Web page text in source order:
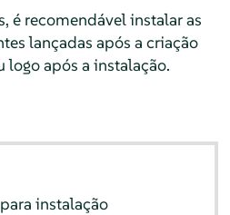
é recomendável instalar as
lançadas após a criação
logo após a instalação.
instalação